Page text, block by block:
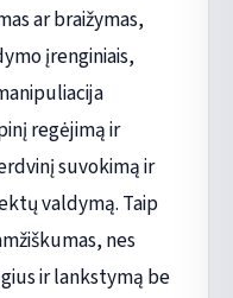
ar braižymas,
įrenginiais,
regėjimą ir
suvokimą ir
valdymą. Taip
nes
ir lankstymą be